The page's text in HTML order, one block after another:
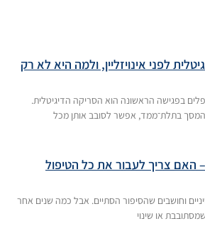
לפני אינויזליין, ולמה היא לא רק
בפגישה הראשונה הוא הסריקה הדיגיטלית.
המסך בתלת־ממד, אפשר לסובב אותן מכל
– האם צריך לעבור את כל הטיפול
וחושבים שהסיפור הסתיים. אבל כמה שנים אחר
או שינוי